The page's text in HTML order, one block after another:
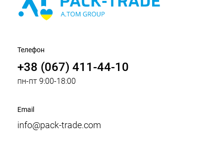
Телефон
+38 (067) 411-44-10
пн-пт 9:00-18:00
Email
info@pack-trade.com